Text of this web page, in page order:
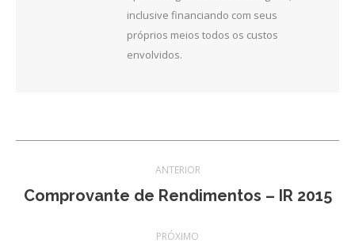
inclusive financiando com seus
próprios meios todos os custos
envolvidos.
de
ANTERIOR
Post
Comprovante de Rendimentos – IR 2015
PRÓXIMO